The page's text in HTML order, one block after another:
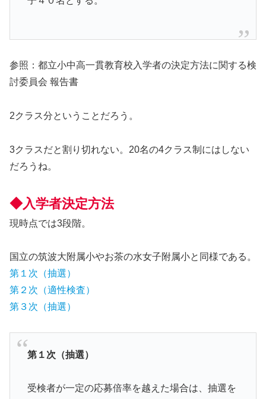
参照：都立小中高一貫教育校入学者の決定方法に関する検
討委員会 報告書
2クラス分ということだろう。
3クラスだと割り切れない。20名の4クラス制にはしない
だろうね。
◆入学者決定方法
現時点では3段階。
国立の筑波大附属小やお茶の水女子附属小と同様である。
第１次（抽選）
第２次（適性検査）
第３次（抽選）
第１次（抽選）
受検者が一定の応募倍率を越えた場合は、抽選を